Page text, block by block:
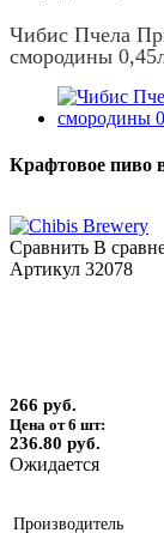
Чибис Пчела
смородины
Крафтовое пиво
Сравнить В
Артикул 32078
266 руб.
Цена от 6 шт:
236.80 руб.
Ожидается
Производитель